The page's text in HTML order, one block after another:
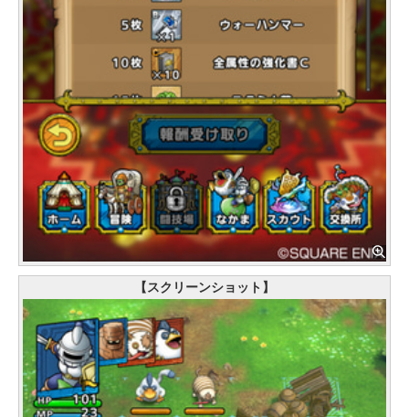
【スクリーンショット】